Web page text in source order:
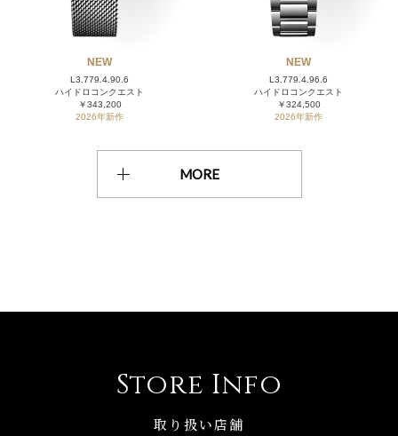
NEW
L3.779.4.90.6
ハイドロコンクエスト
￥343,200
2026年新作
NEW
L3.779.4.96.6
ハイドロコンクエスト
￥324,500
2026年新作
MORE
Store Info
取り扱い店舗